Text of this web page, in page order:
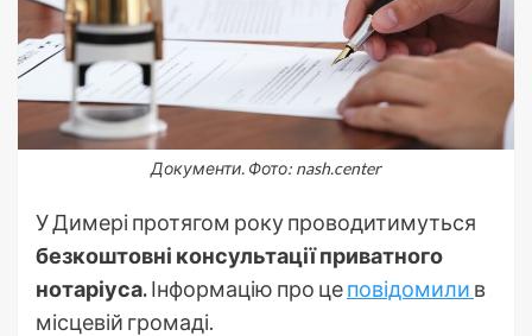
Документи. Фото: nash.center
У Димері протягом року проводитимуться
безкоштовні консультації приватного
нотаріуса.Інформацію про цеповідомили в
місцевій громаді.